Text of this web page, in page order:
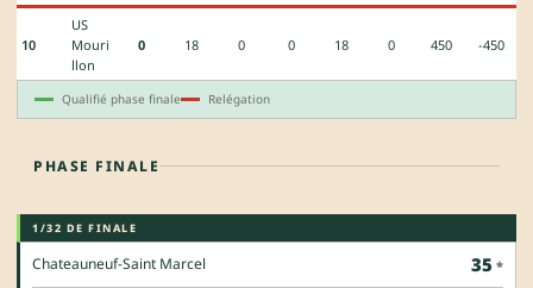
10
US
Mouri
llon
0 18 0 0 18 0 450 -450
Qualifié phase finale Relégation
PHASE FINALE
1/32 DE FINALE
Chateauneuf-Saint Marcel 35